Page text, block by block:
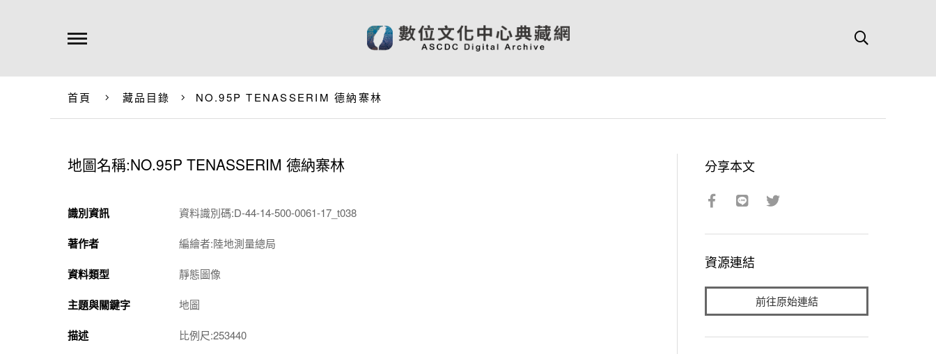
首頁 藏品目錄 NO.95P TENASSERIM 德納寨林
地圖名稱:NO.95P TENASSERIM 德納寨林
識別資訊 資料識別碼:D-44-14-500-0061-17_t038
著作者 編繪者:陸地測量總局
資料類型 靜態圖像
主題與關鍵字 地圖
描述 比例尺:253440
分享本文
資源連結
前往原始連結